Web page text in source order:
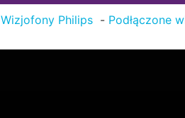
Wizjofony Philips Podłączone